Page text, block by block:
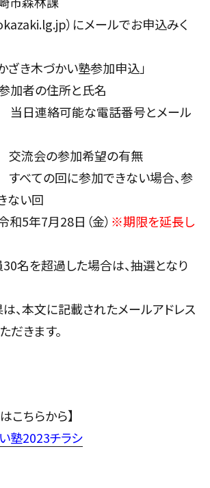
）にメールでお申込みく
ざき木づかい塾参加申込」
者の住所と氏名
可能な電話番号とメール
参加希望の有無
に参加できない場合、参
ない回
5年7月28日（金） ※期限を延長し
を超過した場合は、抽選となり
文に記載されたメールアドレス
だきます。
こちらから】
塾2023チラシ